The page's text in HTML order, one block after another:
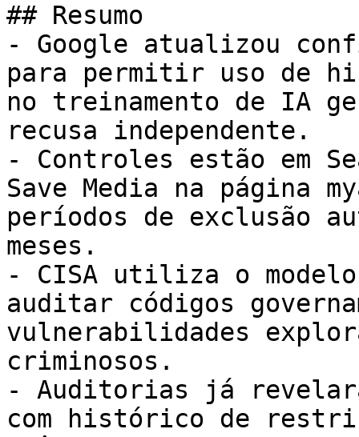
## Resumo
- Google atualizou
para permitir uso de
no treinamento de IA
recusa independente.
- Controles estão em
Save Media na página
períodos de exclusão
meses.
- CISA utiliza o
auditar códigos
vulnerabilidades
criminosos.
- Auditorias já
com histórico de